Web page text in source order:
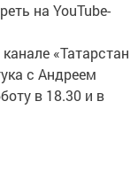
на YouTube-
«Татарстан
с Андреем
в 18.30 и в